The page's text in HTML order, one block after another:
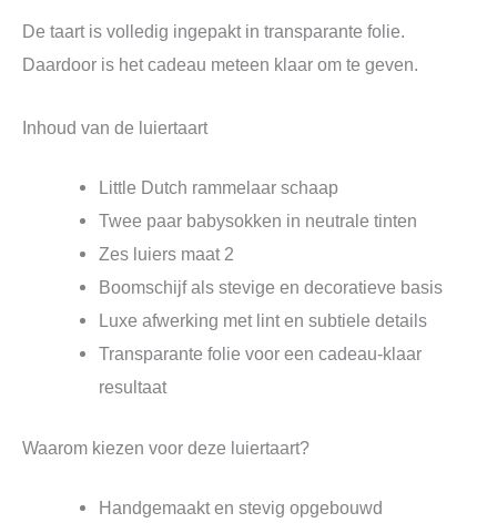
De taart is volledig ingepakt in transparante folie.
Daardoor is het cadeau meteen klaar om te geven.
Inhoud van de luiertaart
Little Dutch rammelaar schaap
Twee paar babysokken in neutrale tinten
Zes luiers maat 2
Boomschijf als stevige en decoratieve basis
Luxe afwerking met lint en subtiele details
Transparante folie voor een cadeau-klaar
resultaat
Waarom kiezen voor deze luiertaart?
Handgemaakt en stevig opgebouwd